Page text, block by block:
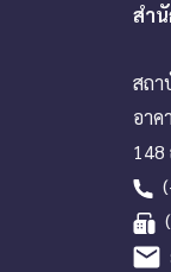
สำ
สถ
อาค
148